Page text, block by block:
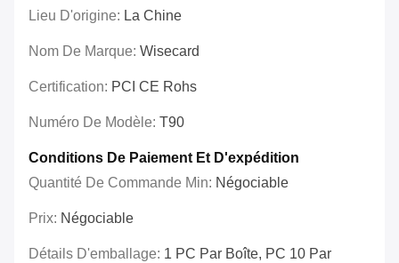
Lieu D'origine: La Chine
Nom De Marque: Wisecard
Certification: PCI CE Rohs
Numéro De Modèle: T90
Conditions De Paiement Et D'expédition
Quantité De Commande Min: Négociable
Prix: Négociable
Détails D'emballage: 1 PC Par Boîte, PC 10 Par